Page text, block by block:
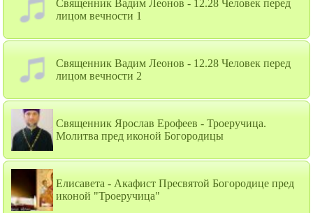
Священник Вадим Леонов - 12.28 Человек перед
лицом вечности 1
Священник Вадим Леонов - 12.28 Человек перед
лицом вечности 2
Священник Ярослав Ерофеев - Троеручица.
Молитва пред иконой Богородицы
Елисавета - Акафист Пресвятой Богородице пред
иконой "Троеручица"